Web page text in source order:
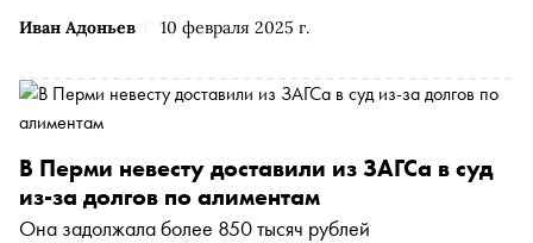
Иван Адоньев 10 февраля 2025 г.
В Перми невесту доставили из ЗАГСа в суд
из-за долгов по алиментам
Она задолжала более 850 тысяч рублей